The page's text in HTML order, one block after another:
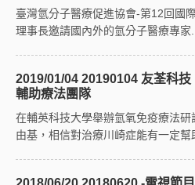
臺灣氫分子醫療促進協會-第12回國
理事長邀請國內外的氫分子醫療專家...
2019/01/04 20190104 友荃科
輔助療法團隊
在輔英科技大學舉辦氫氧免疫療法
由基，相信對治療川崎症能有一定幫
2018/06/20 20180620 -電視節